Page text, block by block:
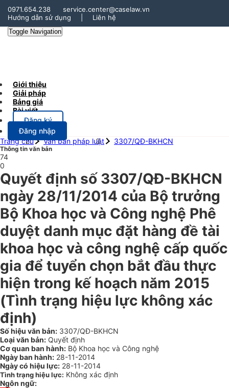
0971.654.238
service.center@caselaw.vn
Hướng dẫn sử dụng
Liên hệ
Toggle Navigation
Giới thiệu
Giải pháp
Bảng giá
Bài viết
Đăng ký
Đăng nhập
Trang chủ
Văn bản pháp luật 3307/QĐ-BKHCN
Thông tin văn bản
74
0
Quyết định số 3307/QĐ-BKHCN
ngày 28/11/2014 của Bộ trưởng
Bộ Khoa học và Công nghệ Phê
duyệt danh mục đặt hàng đề tài
khoa học và công nghệ cấp quốc
gia để tuyển chọn bắt đầu thực
hiện trong kế hoạch năm 2015
(Tình trạng hiệu lực không xác
định)
Số hiệu văn bản: 3307/QĐ-BKHCN
Loại văn bản: Quyết định
Cơ quan ban hành: Bộ Khoa học và Công nghệ
Ngày ban hành: 28-11-2014
Ngày có hiệu lực: 28-11-2014
Tình trạng hiệu lực: Không xác định
Ngôn ngữ: